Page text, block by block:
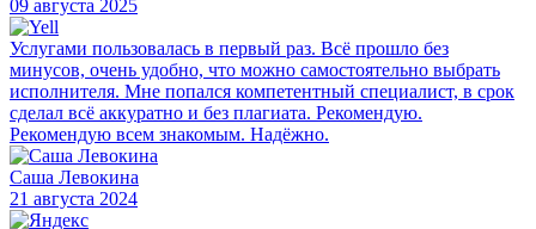
09 августа 2025
Услугами пользовалась в первый раз. Всё прошло без
минусов, очень удобно, что можно самостоятельно выбрать
исполнителя. Мне попался компетентный специалист, в срок
сделал всё аккуратно и без плагиата. Рекомендую.
Рекомендую всем знакомым. Надёжно.
Саша Левокина
21 августа 2024